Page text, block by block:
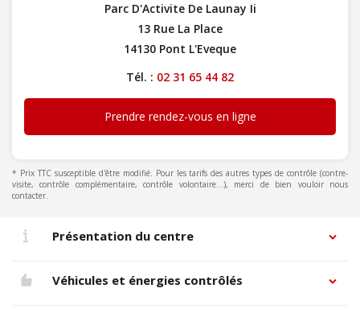
Parc D'Activite De Launay Ii
13 Rue La Place
14130 Pont L'Eveque
Tél. : 02 31 65 44 82
Prendre rendez-vous en ligne
* Prix TTC susceptible d'être modifié. Pour les tarifs des autres types de contrôle (contre-
visite, contrôle complémentaire, contrôle volontaire...), merci de bien vouloir nous
contacter.
Présentation du centre
Véhicules et énergies contrôlés